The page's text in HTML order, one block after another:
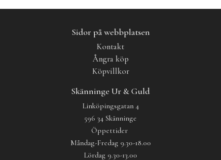
Sidor på webbplatsen
Kontakt
Ångra köp
Köpvillkor
Skänninge Ur & Guld
Linköpingsgatan 4
596 34 Skänninge
Öppettider
Måndag-Fredag 9.30-18.00
Lördag 9.30-13.00